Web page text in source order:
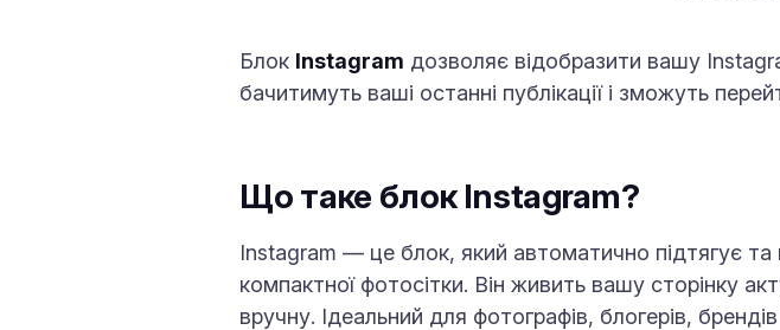
Блок Instagram дозволяє відобразити вашу
бачитимуть ваші останні публікації і зможуть
Що таке блок Instagram?
Instagram — це блок, який автоматично підтягує та
компактної фотосітки. Він живить вашу сторінку
вручну. Ідеальний для фотографів, блогерів,